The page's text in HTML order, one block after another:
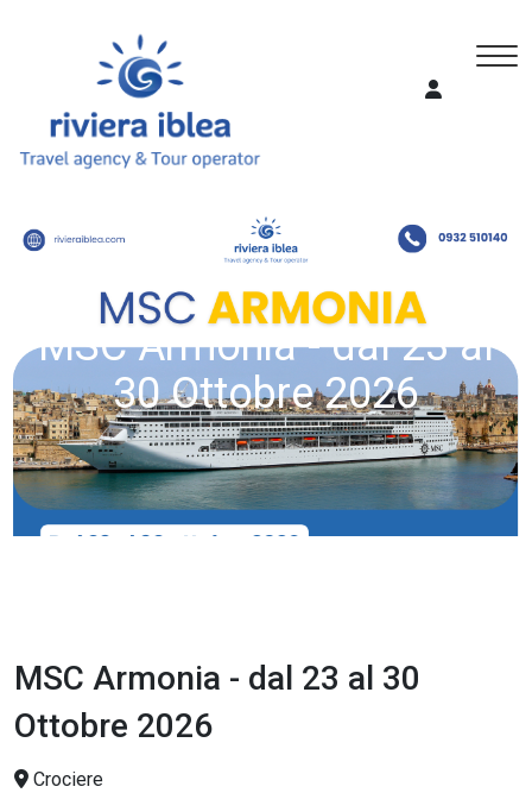
MSC Armonia - dal 23 al
30 Ottobre 2026
MSC Armonia - dal 23 al 30
Ottobre 2026
Crociere